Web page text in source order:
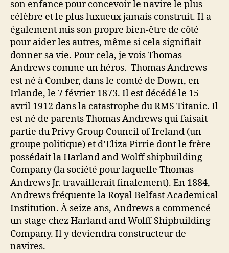
son enfance pour concevoir le navire le plus
célèbre et le plus luxueux jamais construit. Il a
également mis son propre bien-être de côté
pour aider les autres, même si cela signifiait
donner sa vie. Pour cela, je vois Thomas
Andrews comme un héros. Thomas Andrews
est né à Comber, dans le comté de Down, en
Irlande, le 7 février 1873. Il est décédé le 15
avril 1912 dans la catastrophe du RMS Titanic. Il
est né de parents Thomas Andrews qui faisait
partie du Privy Group Council of Ireland (un
groupe politique) et d’Eliza Pirrie dont le frère
possédait la Harland and Wolff shipbuilding
Company (la société pour laquelle Thomas
Andrews Jr. travaillerait finalement). En 1884,
Andrews fréquente la Royal Belfast Academical
Institution. À seize ans, Andrews a commencé
un stage chez Harland and Wolff Shipbuilding
Company. Il y deviendra constructeur de
navires.